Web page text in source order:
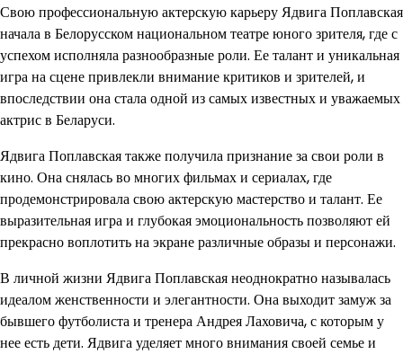
Свою профессиональную актерскую карьеру Ядвига Поплавская
начала в Белорусском национальном театре юного зрителя, где с
успехом исполняла разнообразные роли. Ее талант и уникальная
игра на сцене привлекли внимание критиков и зрителей, и
впоследствии она стала одной из самых известных и уважаемых
актрис в Беларуси.
Ядвига Поплавская также получила признание за свои роли в
кино. Она снялась во многих фильмах и сериалах, где
продемонстрировала свою актерскую мастерство и талант. Ее
выразительная игра и глубокая эмоциональность позволяют ей
прекрасно воплотить на экране различные образы и персонажи.
В личной жизни Ядвига Поплавская неоднократно называлась
идеалом женственности и элегантности. Она выходит замуж за
бывшего футболиста и тренера Андрея Лаховича, с которым у
нее есть дети. Ядвига уделяет много внимания своей семье и